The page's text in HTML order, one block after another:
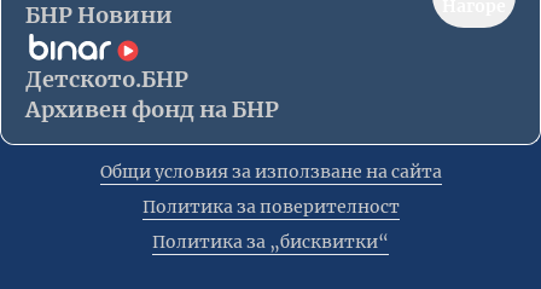
БНР Новини
Детското.БНР
Архивен фонд на БНР
Общи условия за използване на сайта
Политика за поверителност
Политика за „бисквитки“